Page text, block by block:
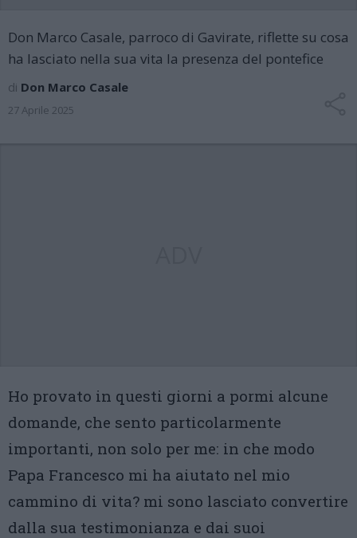
Don Marco Casale, parroco di Gavirate, riflette su cosa
ha lasciato nella sua vita la presenza del pontefice
di Don Marco Casale
27 Aprile 2025
Ho provato in questi giorni a pormi alcune
domande, che sento particolarmente
importanti, non solo per me: in che modo
Papa Francesco mi ha aiutato nel mio
cammino di vita? mi sono lasciato convertire
dalla sua testimonianza e dai suoi